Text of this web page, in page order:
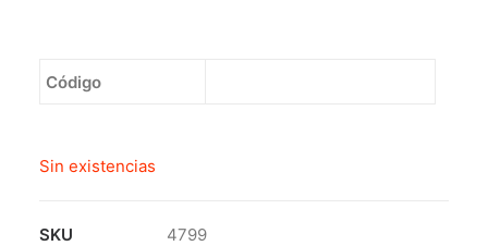
Código
Sin existencias
SKU
4799